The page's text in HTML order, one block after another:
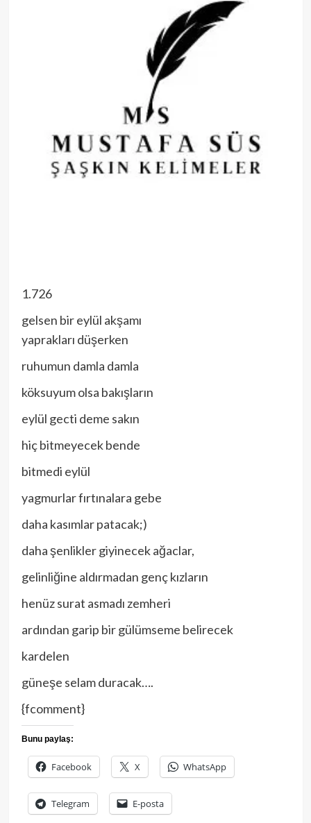
1.726
gelsen bir eylül akşamı
yaprakları düşerken
ruhumun damla damla
köksuyum olsa bakışların
eylül gecti deme sakın
hiç bitmeyecek bende
bitmedi eylül
yagmurlar fırtınalara gebe
daha kasımlar patacak;)
daha şenlikler giyinecek ağaclar,
gelinliğine aldırmadan genç kızların
henüz surat asmadı zemheri
ardından garip bir gülümseme belirecek
kardelen
güneşe selam duracak….
{fcomment}
Bunu paylaş:
Facebook X WhatsApp
Telegram E-posta